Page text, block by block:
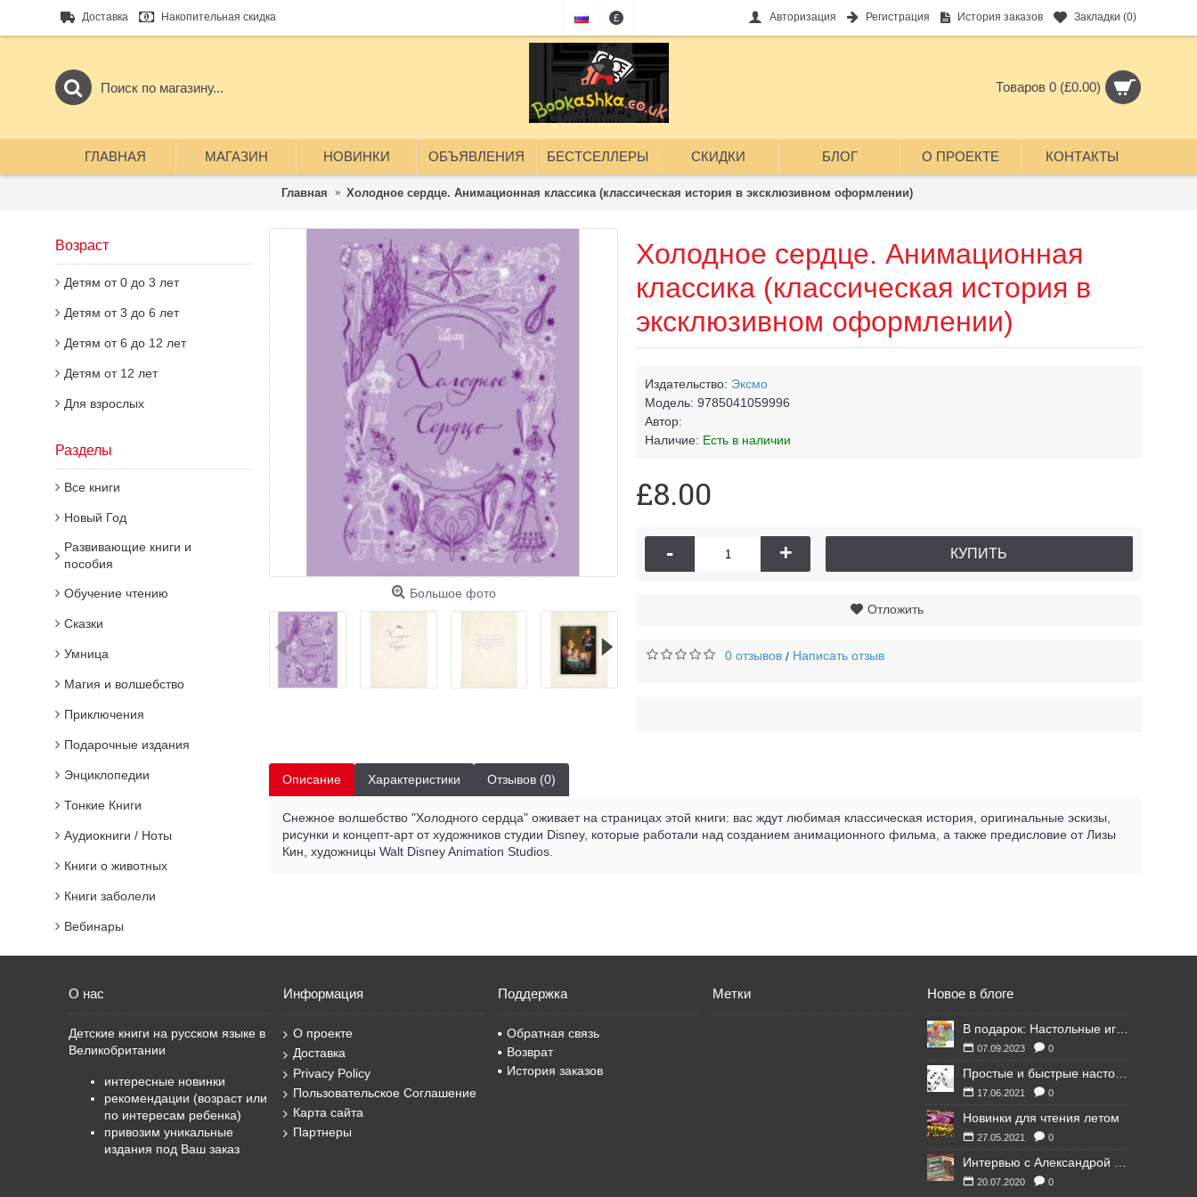
Доставка Накопительная скидка £ Авторизация Регистрация История заказов Закладки (0)
Товаров 0 (£0.00)
ГЛАВНАЯ МАГАЗИН НОВИНКИ ОБЪЯВЛЕНИЯ БЕСТСЕЛЛЕРЫ СКИДКИ БЛОГ О ПРОЕКТЕ КОНТАКТЫ
Главная Холодное сердце. Анимационная классика (классическая история в эксклюзивном оформлении)
Возраст
Детям от 0 до 3 лет
Детям от 3 до 6 лет
Детям от 6 до 12 лет
Детям от 12 лет
Для взрослых
Разделы
Все книги
Новый Год
Развивающие книги и
пособия
Обучение чтению
Сказки
Умница
Магия и волшебство
Приключения
Подарочные издания
Энциклопедии
Тонкие Книги
Аудиокниги / Ноты
Книги о животных
Книги заболели
Вебинары
Большое фото
Холодное сердце. Анимационная
классика (классическая история в
эксклюзивном оформлении)
Издательство: Эксмо
Модель: 9785041059996
Автор:
Наличие: Есть в наличии
£8.00
- + КУПИТЬ
Отложить
0 отзывов / Написать отзыв
Описание Характеристики Отзывов (0)
Снежное волшебство "Холодного сердца" оживает на страницах этой книги: вас ждут любимая классическая история, оригинальные эскизы,
рисунки и концепт-арт от художников студии Disney, которые работали над созданием анимационного фильма, а также предисловие от Лизы
Кин, художницы Walt Disney Animation Studios.
О нас
Детские книги на русском языке в
Великобритании
интересные новинки
рекомендации (возраст или
по интересам ребенка)
привозим уникальные
издания под Ваш заказ
Информация
О проекте
Доставка
Privacy Policy
Пользовательское Соглашение
Карта сайта
Партнеры
Поддержка
Обратная связь
Возврат
История заказов
Метки Новое в блоге
07.09.2023 0
17.06.2021 0
Новинки для чтения летом
27.05.2021 0
20.07.2020 0